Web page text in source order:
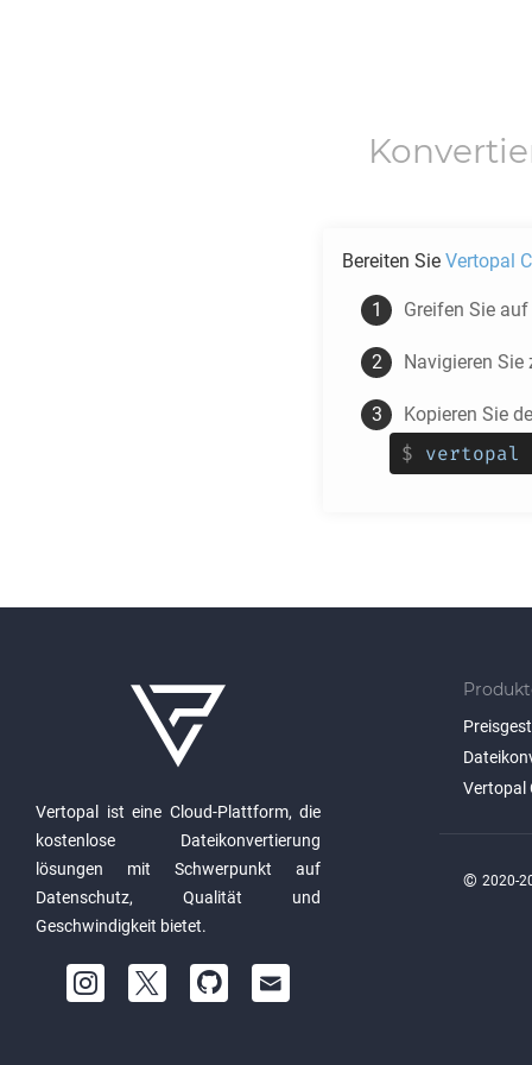
Bereiten Sie Vertopal
Greifen Sie
Navigieren
Kopieren Sie
$ vertopal
Vertopal ist eine Cloud-Plattform, die
kostenlose Dateikonvertierung
lösungen mit Schwerpunkt auf
Datenschutz, Qualität und
Geschwindigkeit bietet.
Vertopal
© 2020-